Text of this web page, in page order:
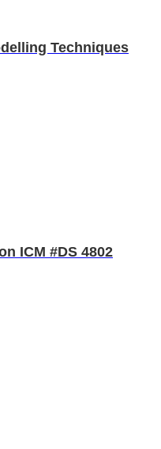
Techniques
ICM #DS 4802